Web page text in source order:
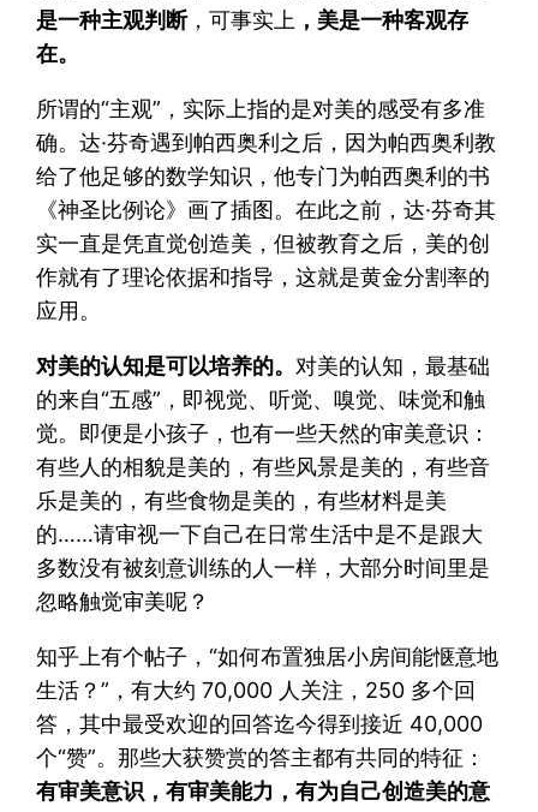
是一种主观判断，可事实上 ，美是一种客观存
在。
所谓的“主观”，实际上指的是对美的感受有多准
确。达·芬奇遇到帕西奥利之后，因为帕西奥利教
给了他足够的数学知识，他专门为帕西奥利的书
《神圣比例论》画了插图。在此之前，达·芬奇其
实一直是凭直觉创造美，但被教育之后，美的创
作就有了理论依据和指导，这就是黄金分割率的
应用。
对美的认知是可以培养的。 对美的认知，最基础
的来自“五感”，即视觉、听觉、嗅觉、味觉和触
觉。即便是小孩子，也有一些天然的审美意识：
有些人的相貌是美的，有些风景是美的，有些音
乐是美的，有些食物是美的，有些材料是美
的……请审视一下自己在日常生活中是不是跟大
多数没有被刻意训练的人一样，大部分时间里是
忽略触觉审美呢？
知乎上有个帖子，“如何布置独居小房间能惬意地
生活？”，有大约 70,000 人关注，250 多个回
答，其中最受欢迎的回答迄今得到接近 40,000
个“赞”。那些大获赞赏的答主都有共同的特征：
有审美意识，有审美能力，有为自己创造美的意